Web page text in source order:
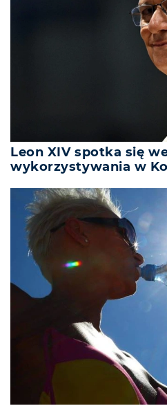
Leon XIV spotka się
wykorzystywania w